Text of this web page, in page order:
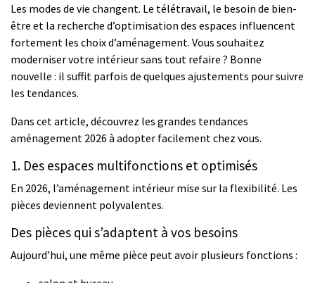
Les modes de vie changent. Le télétravail, le besoin de bien-
être et la recherche d’optimisation des espaces influencent
fortement les choix d’aménagement. Vous souhaitez
moderniser votre intérieur sans tout refaire ? Bonne
nouvelle : il suffit parfois de quelques ajustements pour suivre
les tendances.
Dans cet article, découvrez les grandes tendances
aménagement 2026 à adopter facilement chez vous.
1. Des espaces multifonctions et optimisés
En 2026, l’aménagement intérieur mise sur la flexibilité. Les
pièces deviennent polyvalentes.
Des pièces qui s’adaptent à vos besoins
Aujourd’hui, une même pièce peut avoir plusieurs fonctions :